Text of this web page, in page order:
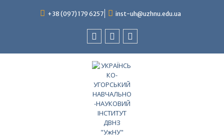
+38 (097) 179 6257 inst-uh@uzhnu.edu.ua